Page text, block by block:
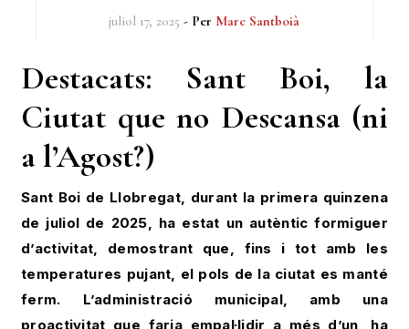
juliol 17, 2025 - Per Marc Santboià
Destacats: Sant Boi, la
Ciutat que no Descansa (ni
a l’Agost?)
Sant Boi de Llobregat, durant la primera quinzena
de juliol de 2025, ha estat un autèntic formiguer
d’activitat, demostrant que, fins i tot amb les
temperatures pujant, el pols de la ciutat es manté
ferm. L’administració municipal, amb una
proactivitat que faria empal·lidir a més d’un, ha